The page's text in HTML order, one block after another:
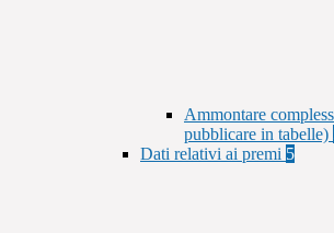
Ammontare
pubblicare in tabelle)
Dati relativi ai premi 5